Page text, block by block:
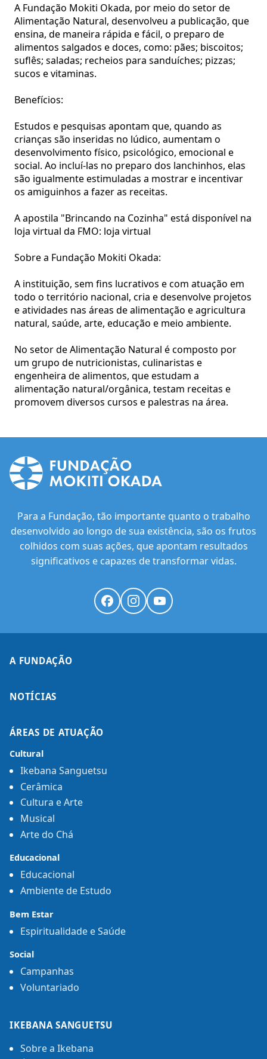
A Fundação Mokiti Okada, por meio do setor de
Alimentação Natural, desenvolveu a publicação, que
ensina, de maneira rápida e fácil, o preparo de
alimentos salgados e doces, como: pães; biscoitos;
suflês; saladas; recheios para sanduíches; pizzas;
sucos e vitaminas.
Benefícios:
Estudos e pesquisas apontam que, quando as
crianças são inseridas no lúdico, aumentam o
desenvolvimento físico, psicológico, emocional e
social. Ao incluí-las no preparo dos lanchinhos, elas
são igualmente estimuladas a mostrar e incentivar
os amiguinhos a fazer as receitas.
A apostila "Brincando na Cozinha" está disponível na
loja virtual da FMO: loja virtual
Sobre a Fundação Mokiti Okada:
A instituição, sem fins lucrativos e com atuação em
todo o território nacional, cria e desenvolve projetos
e atividades nas áreas de alimentação e agricultura
natural, saúde, arte, educação e meio ambiente.
No setor de Alimentação Natural é composto por
um grupo de nutricionistas, culinaristas e
engenheira de alimentos, que estudam a
alimentação natural/orgânica, testam receitas e
promovem diversos cursos e palestras na área.
Para a Fundação, tão importante quanto o trabalho
desenvolvido ao longo de sua existência, são os frutos
colhidos com suas ações, que apontam resultados
significativos e capazes de transformar vidas.
A FUNDAÇÃO
NOTÍCIAS
ÁREAS DE ATUAÇÃO
Cultural
Ikebana Sanguetsu
Cerâmica
Cultura e Arte
Musical
Arte do Chá
Educacional
Educacional
Ambiente de Estudo
Bem Estar
Espiritualidade e Saúde
Social
Campanhas
Voluntariado
IKEBANA SANGUETSU
Sobre a Ikebana